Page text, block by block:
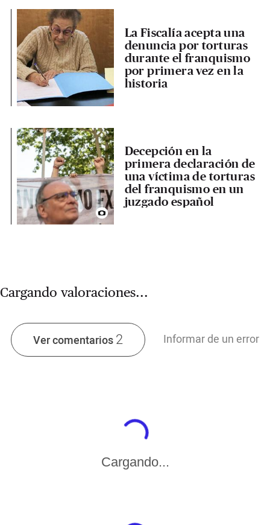
La Fiscalía acepta una
denuncia por torturas
durante el franquismo
por primera vez en la
historia
Decepción en la
primera declaración de
una víctima de torturas
del franquismo en un
juzgado español
Cargando valoraciones...
Ver comentarios2 Informar de un error
Cargando...